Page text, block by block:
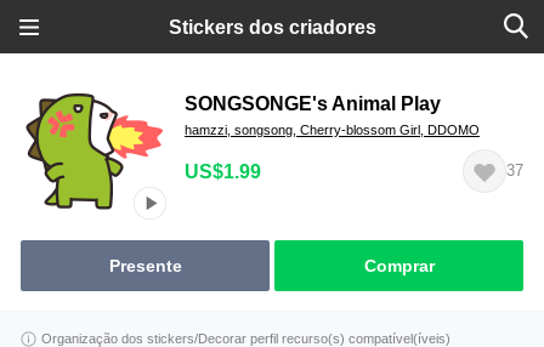
Stickers dos criadores
SONGSONGE's Animal Play
hamzzi, songsong, Cherry-blossom Girl, DDOMO
US$1.99 37
Presente Comprar
Organização dos stickers/Decorar perfil recurso(s) compatível(íveis)